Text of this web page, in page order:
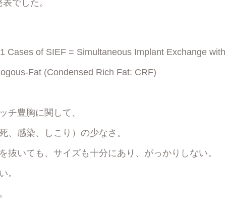
でした。
Cases of SIEF = Simultaneous Implant Exchange with
Fat (Condensed Rich Fat: CRF)
チ豊胸に関して、
、感染、しこり）の少なさ。
抜いても、サイズも十分にあり、がっかりしない。
。